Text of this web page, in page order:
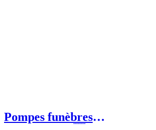
Pompes funèbres